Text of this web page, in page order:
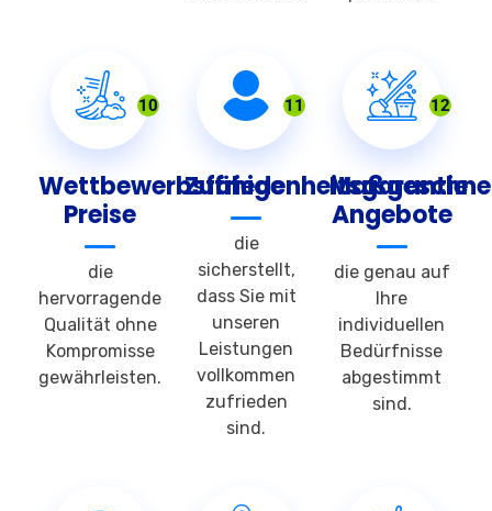
10
Wettbewerbsfähige
Preise
die
hervorragende
Qualität ohne
Kompromisse
gewährleisten.
11
Zufriedenheitsgarantie
die
sicherstellt,
dass Sie mit
unseren
Leistungen
vollkommen
zufrieden
sind.
12
Angebote
die genau auf
Ihre
individuellen
Bedürfnisse
abgestimmt
sind.